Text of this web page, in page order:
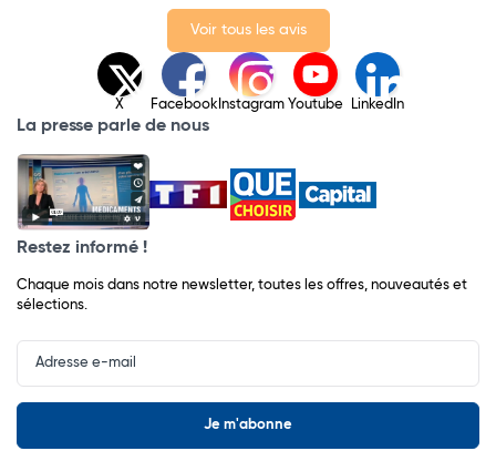
Voir tous les avis
X Facebook Instagram Youtube LinkedIn
La presse parle de nous
Restez informé !
Chaque mois dans notre newsletter, toutes les offres, nouveautés et
sélections.
Input
Newsletter